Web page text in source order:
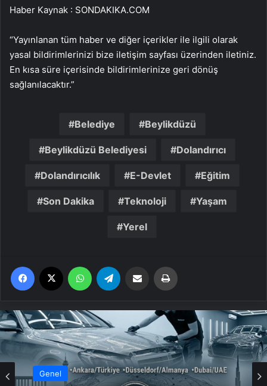
Haber Kaynak : SONDAKIKA.COM
“Yayınlanan tüm haber ve diğer içerikler ile ilgili olarak
yasal bildirimlerinizi bize iletişim sayfası üzerinden iletiniz.
En kısa süre içerisinde bildirimlerinize geri dönüş
sağlanılacaktır.”
Belediye Beylikdüzü
Beylikdüzü Belediyesi Dolandırıcı
Dolandırıcılık E-Devlet Eğitim
Son Dakika Teknoloji Yaşam
Yerel
Facebook WhatsApp Email'den paylaş
Genel